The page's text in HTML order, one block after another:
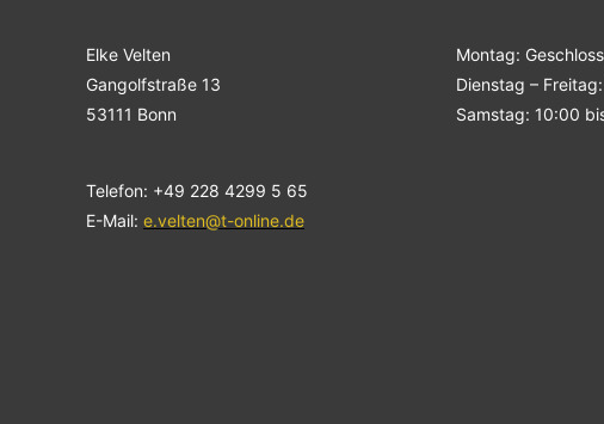
Elke Velten
Gangolfstraße 13
53111 Bonn
Telefon: +49 228 4299 5 65
E-Mail: e.velten@t-online.de
Montag:
Dienstag –
Samstag: 10:00